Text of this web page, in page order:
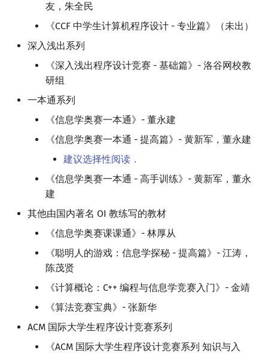
友，朱全民
《CCF 中学生计算机程序设计 - 专业篇》（未出）
深入浅出系列
《深入浅出程序设计竞赛 - 基础篇》- 洛谷网校教
研组
一本通系列
《信息学奥赛一本通》- 董永建
《信息学奥赛一本通 - 提高篇》- 黄新军，董永建
建议选择性阅读．
《信息学奥赛一本通 - 高手训练》- 黄新军，董永
建
其他由国内著名 OI 教练写的教材
《信息学奥赛课课通》- 林厚从
《聪明人的游戏：信息学探秘 - 提高篇》- 江涛，
陈茂贤
《计算概论：C++ 编程与信息学竞赛入门》- 金靖
《算法竞赛宝典》- 张新华
ACM 国际大学生程序设计竞赛系列
《ACM 国际大学生程序设计竞赛系列 知识与入